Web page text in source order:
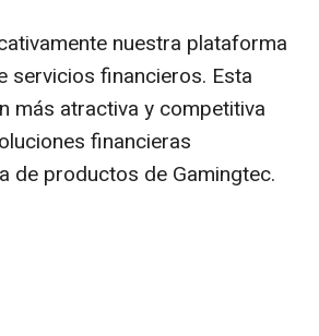
nuestra plataforma
servicios financieros. Esta
más atractiva y competitiva
financieras
de productos de Gamingtec.